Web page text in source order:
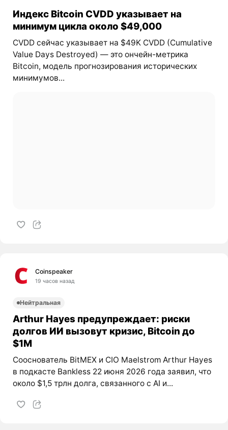
Индекс Bitcoin CVDD указывает на
минимум цикла около $49,000
CVDD сейчас указывает на $49K CVDD (Cumulative
Value Days Destroyed) — это ончейн-метрика
Bitcoin, модель прогнозирования исторических
минимумов...
Coinspeaker
19 часов назад
Нейтральная
Arthur Hayes предупреждает: риски
долгов ИИ вызовут кризис, Bitcoin до
$1M
Сооснователь BitMEX и CIO Maelstrom Arthur Hayes
в подкасте Bankless 22 июня 2026 года заявил, что
около $1,5 трлн долга, связанного с AI и...